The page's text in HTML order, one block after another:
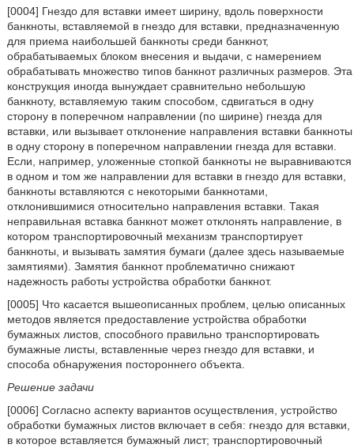
[0004] Гнездо для вставки имеет ширину, вдоль поверхности
банкноты, вставляемой в гнездо для вставки, предназначенную
для приема наибольшей банкноты среди банкнот,
обрабатываемых блоком внесения и выдачи, с намерением
обрабатывать множество типов банкнот различных размеров. Эта
конструкция иногда вынуждает сравнительно небольшую
банкноту, вставляемую таким способом, сдвигаться в одну
сторону в поперечном направлении (по ширине) гнезда для
вставки, или вызывает отклонение направления вставки банкноты
в одну сторону в поперечном направлении гнезда для вставки.
Если, например, уложенные стопкой банкноты не выравниваются
в одном и том же направлении для вставки в гнездо для вставки,
банкноты вставляются с некоторыми банкнотами,
отклонившимися относительно направления вставки. Такая
неправильная вставка банкнот может отклонять направление, в
котором транспортировочный механизм транспортирует
банкноты, и вызывать замятия бумаги (далее здесь называемые
замятиями). Замятия банкнот проблематично снижают
надежность работы устройства обработки банкнот.
[0005] Что касается вышеописанных проблем, целью описанных
методов является предоставление устройства обработки
бумажных листов, способного правильно транспортировать
бумажные листы, вставленные через гнездо для вставки, и
способа обнаружения постороннего объекта.
Решение задачи
[0006] Согласно аспекту вариантов осуществления, устройство
обработки бумажных листов включает в себя: гнездо для вставки,
в которое вставляется бумажный лист; транспортировочный